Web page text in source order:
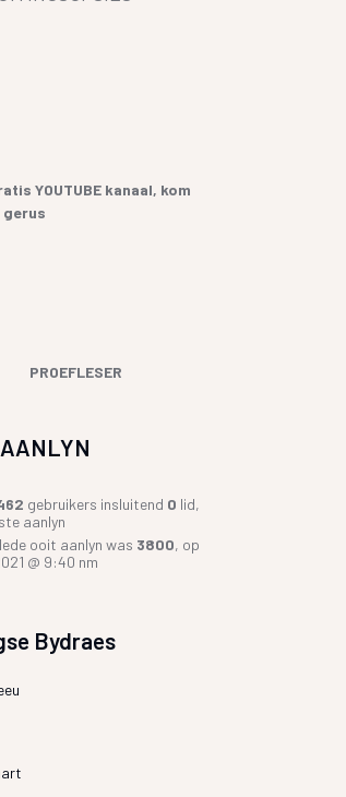
YOUTUBE kanaal, kom
gebruikers insluitend 0 lid,
aanlyn
ooit aanlyn was 3800, op
@ 9:40 nm
Bydraes